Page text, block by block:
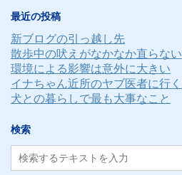
ス
最近の投稿
新ブログの引っ越し先
散歩中の吠えがなかなか直らない
環境による影響は意外に大きい
イナちゃん近所のヤブ医者に行く
犬との暮らしで最も大事なこと
検索